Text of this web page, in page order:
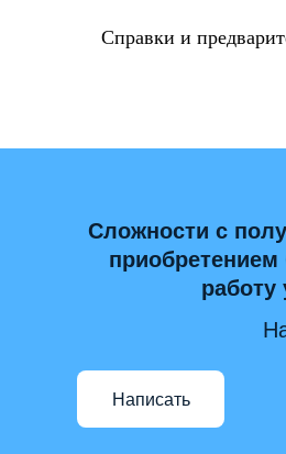
Справки и
Сложности с
приобретением
работу
Написать